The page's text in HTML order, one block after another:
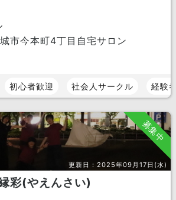
市今本町4丁目自宅サロン
初心者歓迎 社会人サークル 経験
募集中
更新日：2025年09月17日(水)
彩(やえんさい)